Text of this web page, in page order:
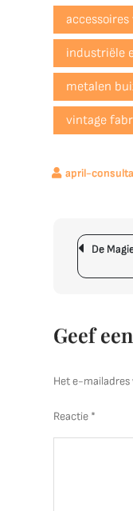
industriële
metalen
vintage
De
Geef
Het e-
Reactie *